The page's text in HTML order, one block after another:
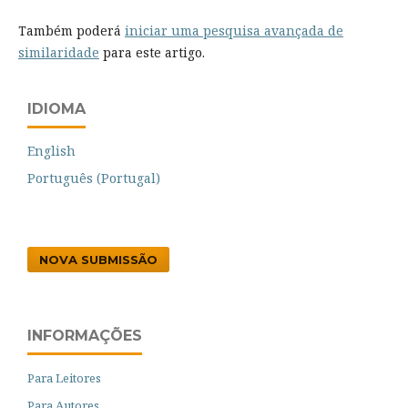
Também poderá iniciar uma pesquisa avançada de
similaridade para este artigo.
IDIOMA
English
Português (Portugal)
NOVA SUBMISSÃO
INFORMAÇÕES
Para Leitores